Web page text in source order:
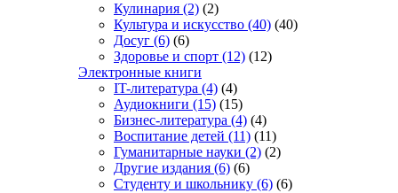
Кулинария (2) (2)
Культура и искусство (40) (40)
Досуг (6) (6)
Здоровье и спорт (12) (12)
Электронные книги
IT-литература (4) (4)
Аудиокниги (15) (15)
Бизнес-литература (4) (4)
Воспитание детей (11) (11)
Гуманитарные науки (2) (2)
Другие издания (6) (6)
Студенту и школьнику (6) (6)